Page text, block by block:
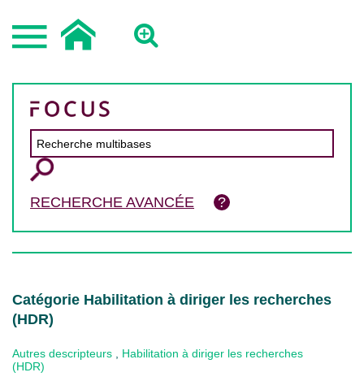
RECHERCHE AVANCÉE
Catégorie Habilitation à diriger les recherches
(HDR)
Autres descripteurs
Habilitation à diriger les recherches
(HDR)